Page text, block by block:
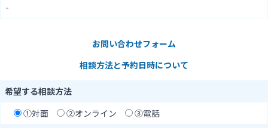
-
お問い合わせフォーム
相談方法と予約日時について
希望する相談方法
①対面
②オンライン
③電話